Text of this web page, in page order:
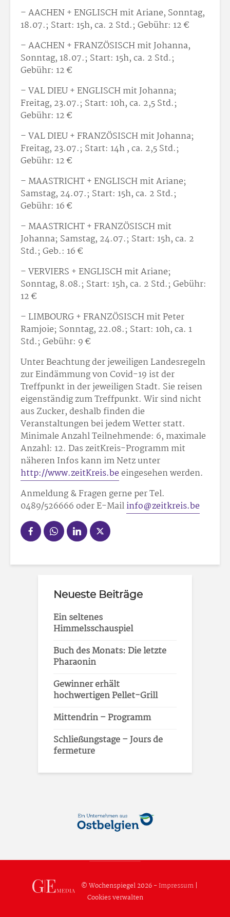
– AACHEN + ENGLISCH mit Ariane, Sonntag,
18.07.; Start: 15h, ca. 2 Std.; Gebühr: 12 €
– AACHEN + FRANZÖSISCH mit Johanna,
Sonntag, 18.07.; Start: 15h, ca. 2 Std.;
Gebühr: 12 €
– VAL DIEU + ENGLISCH mit Johanna;
Freitag, 23.07.; Start: 10h, ca. 2,5 Std.;
Gebühr: 12 €
– VAL DIEU + FRANZÖSISCH mit Johanna;
Freitag, 23.07.; Start: 14h , ca. 2,5 Std.;
Gebühr: 12 €
– MAASTRICHT + ENGLISCH mit Ariane;
Samstag, 24.07.; Start: 15h, ca. 2 Std.;
Gebühr: 16 €
– MAASTRICHT + FRANZÖSISCH mit
Johanna; Samstag, 24.07.; Start: 15h, ca. 2
Std.; Geb.: 16 €
– VERVIERS + ENGLISCH mit Ariane;
Sonntag, 8.08.; Start: 15h, ca. 2 Std.; Gebühr:
12 €
– LIMBOURG + FRANZÖSISCH mit Peter
Ramjoie; Sonntag, 22.08.; Start: 10h, ca. 1
Std.; Gebühr: 9 €
Unter Beachtung der jeweiligen Landesregeln
zur Eindämmung von Covid-19 ist der
Treffpunkt in der jeweiligen Stadt. Sie reisen
eigenständig zum Treffpunkt. Wir sind nicht
aus Zucker, deshalb finden die
Veranstaltungen bei jedem Wetter statt.
Minimale Anzahl Teilnehmende: 6, maximale
Anzahl: 12. Das zeitKreis-Programm mit
näheren Infos kann im Netz unter
http://www.zeitKreis.beeingesehen werden.
Anmeldung & Fragen gerne per Tel.
0489/526666 oder E-Mailinfo@zeitkreis.be
Neueste Beiträge
Ein seltenes
Himmelsschauspiel
Buch des Monats: Die letzte
Pharaonin
Gewinner erhält
hochwertigen Pellet-Grill
Mittendrin – Programm
Schließungstage – Jours de
fermeture
© Wochenspiegel 2026 -Impressum|
Cookies verwalten